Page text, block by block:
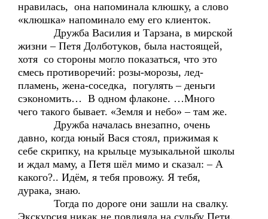
нравилась, она напоминала клюшку, а слово
«клюшка» напоминало ему его клиенток.
Дружба Василия и Тарзана, в мирской
жизни – Петя Долботуков, была настоящей,
хотя со стороны могло показаться, что это
смесь противоречий: розы-морозы, лед-
пламень, жена-соседка, погулять – деньги
сэкономить… В одном флаконе. …Много
чего такого бывает. «Земля и небо» – там же.
Дружба началась внезапно, очень
давно, когда юный Вася стоял, прижимая к
себе скрипку, на крыльце музыкальной школы
и ждал маму, а Петя шёл мимо и сказал: – А
какого?.. Идём, я тебя провожу. Я тебя,
дурака, знаю.
Тогда по дороге они зашли на свалку.
Экскурсия никак не повлияла на судьбу Пети,